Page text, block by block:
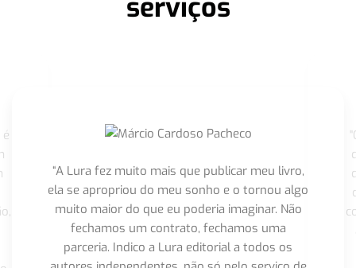
serviços
“A Lura fez muito mais que publicar meu livro,
ela se apropriou do meu sonho e o tornou algo
muito maior do que eu poderia imaginar. Não
fechamos um contrato, fechamos uma
parceria. Indico a Lura editorial a todos os